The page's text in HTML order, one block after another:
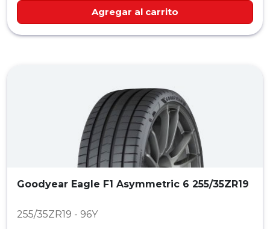
Agregar al carrito
Goodyear Eagle F1 Asymmetric 6 255/35ZR19
255/35ZR19 - 96Y